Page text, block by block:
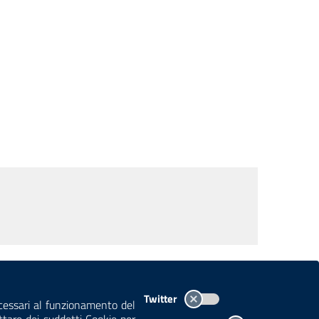
al funzionamento del TwitterAREA DIPENDENTI